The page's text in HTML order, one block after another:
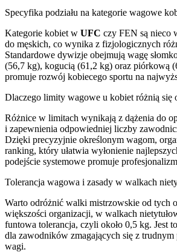
Specyfika podziału na kategorie wagowe
Kategorie kobiet w UFC czy FEN są nieco
do męskich, co wynika z fizjologicznych
Standardowe dywizje obejmują wagę
(56,7 kg), kogucią (61,2 kg) oraz piórkową
promuje rozwój kobiecego sportu na
Dlaczego limity wagowe u kobiet różnią się
Różnice w limitach wynikają z dążenia do
i zapewnienia odpowiedniej liczby
Dzięki precyzyjnie określonym wagom,
ranking, który ułatwia wyłonienie
podejście systemowe promuje
Tolerancja wagowa i zasady w walkach
Warto odróżnić walki mistrzowskie od tych
większości organizacji, w walkach
funtowa tolerancja, czyli około 0,5 kg. Jest
dla zawodników zmagających się z trudnym
wagi.